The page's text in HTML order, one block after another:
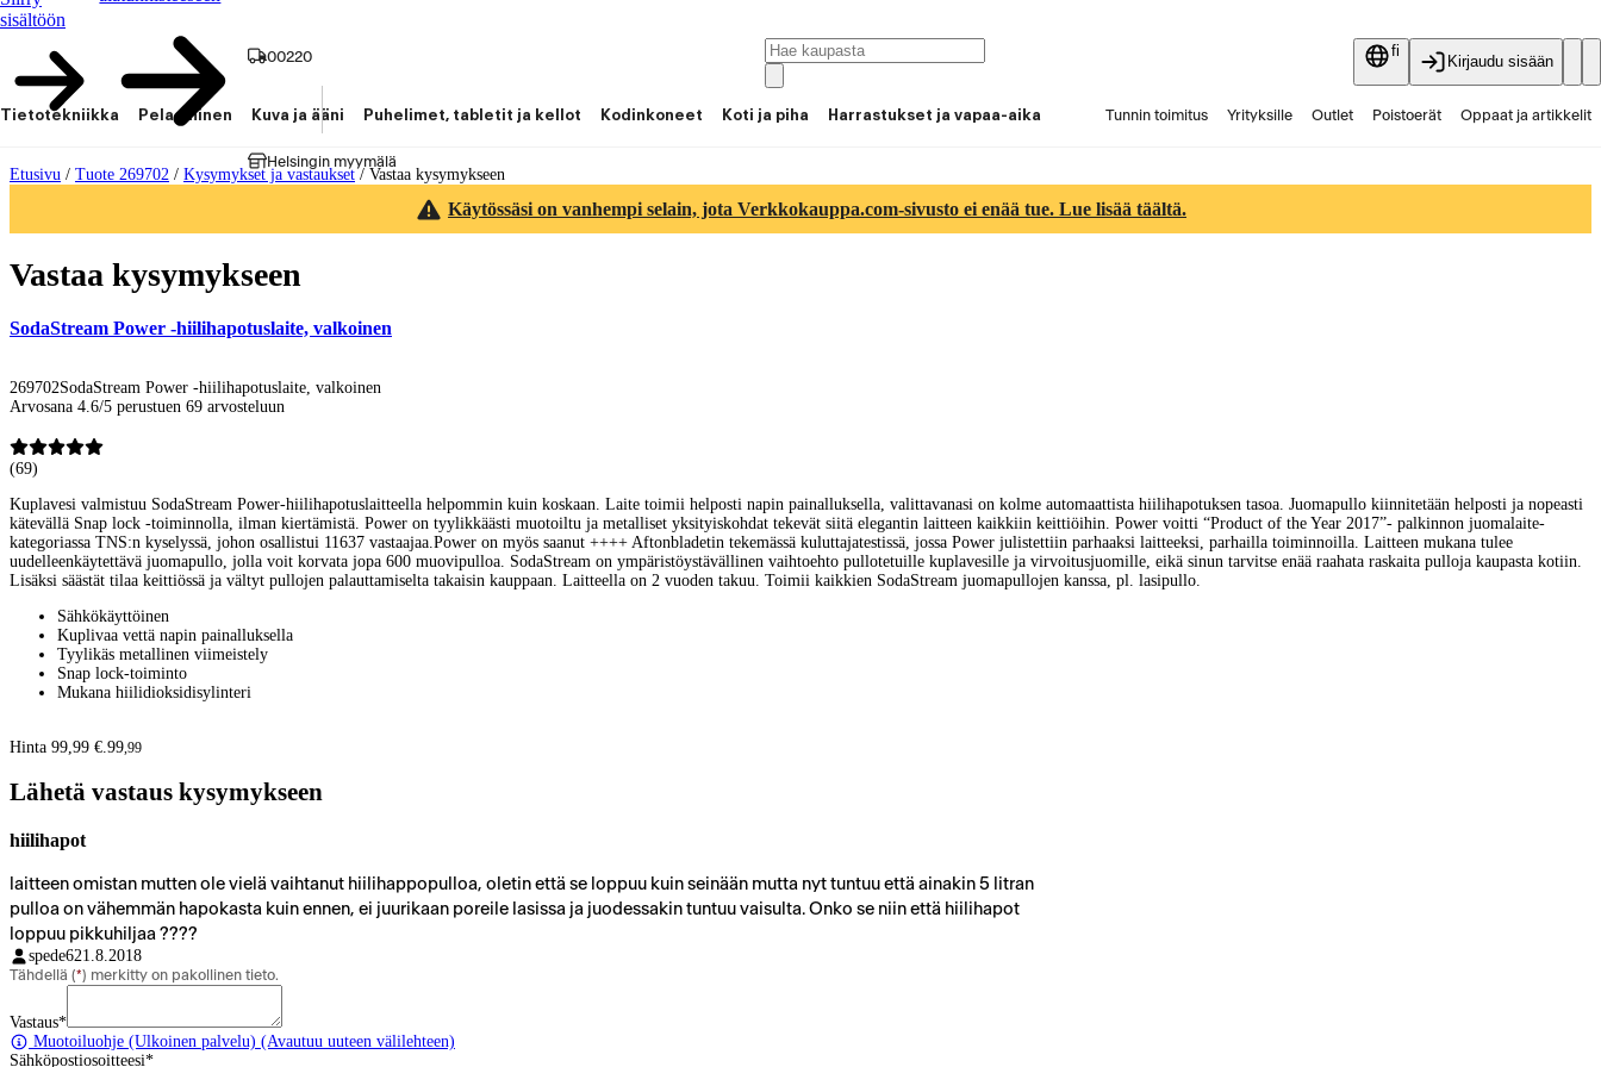
sisältöön
00220
Helsingin myymälä
fi
Kirjaudu sisään
Tietotekniikka Pelaaminen Kuva ja ääni Puhelimet, tabletit ja kellot Kodinkoneet Koti ja piha Harrastukset ja vapaa-aika Tunnin toimitus Yrityksille Outlet Poistoerät Oppaat ja artikkelit
Etusivu / Tuote 269702 / Kysymykset ja vastaukset/ Vastaa kysymykseen
Käytössäsi on vanhempi selain, jota Verkkokauppa.com-sivusto ei enää tue. Lue lisää täältä.
Vastaa kysymykseen
SodaStream Power -hiilihapotuslaite, valkoinen
269702SodaStream Power -hiilihapotuslaite, valkoinen
Arvosana 4.6/5 perustuen 69 arvosteluun
(69)
Kuplavesi valmistuu SodaStream Power-hiilihapotuslaitteella helpommin kuin koskaan. Laite toimii helposti napin painalluksella, valittavanasi on kolme automaattista hiilihapotuksen tasoa. Juomapullo kiinnitetään helposti ja nopeasti
kätevällä Snap lock -toiminnolla, ilman kiertämistä. Power on tyylikkäästi muotoiltu ja metalliset yksityiskohdat tekevät siitä elegantin laitteen kaikkiin keittiöihin. Power voitti “Product of the Year 2017”- palkinnon juomalaite-
kategoriassa TNS:n kyselyssä, johon osallistui 11637 vastaajaa.Power on myös saanut ++++ Aftonbladetin tekemässä kuluttajatestissä, jossa Power julistettiin parhaaksi laitteeksi, parhailla toiminnoilla. Laitteen mukana tulee
uudelleenkäytettävä juomapullo, jolla voit korvata jopa 600 muovipulloa. SodaStream on ympäristöystävällinen vaihtoehto pullotetuille kuplavesille ja virvoitusjuomille, eikä sinun tarvitse enää raahata raskaita pulloja kaupasta kotiin.
Lisäksi säästät tilaa keittiössä ja vältyt pullojen palauttamiselta takaisin kauppaan. Laitteella on 2 vuoden takuu. Toimii kaikkien SodaStream juomapullojen kanssa, pl. lasipullo.
Sähkökäyttöinen
Kuplivaa vettä napin painalluksella
Tyylikäs metallinen viimeistely
Snap lock-toiminto
Mukana hiilidioksidisylinteri
Hinta 99,99 €.99,99
Lähetä vastaus kysymykseen
hiilihapot
laitteen omistan mutten ole vielä vaihtanut hiilihappopulloa, oletin että se loppuu kuin seinään mutta nyt tuntuu että ainakin 5 litran
pulloa on vähemmän hapokasta kuin ennen, ei juurikaan poreile lasissa ja juodessakin tuntuu vaisulta. Onko se niin että hiilihapot
loppuu pikkuhiljaa ????
spede621.8.2018
Tähdellä (*) merkitty on pakollinen tieto.
Vastaus*
Muotoiluohje (Ulkoinen palvelu) (Avautuu uuteen välilehteen)
Sähköpostiosoitteesi*